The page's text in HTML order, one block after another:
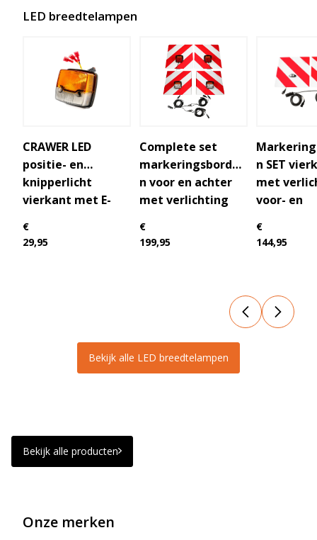
LED breedtelampen
CRAWER LED
positie- en
knipperlicht
vierkant met E-
€
29,95
Complete set
markeringsborde
n voor en achter
met verlichting
€
199,95
n SET
met
voor- en
meter
€
144,95
Bekijk alle LED breedtelampen
Bekijk alle producten
Onze merken